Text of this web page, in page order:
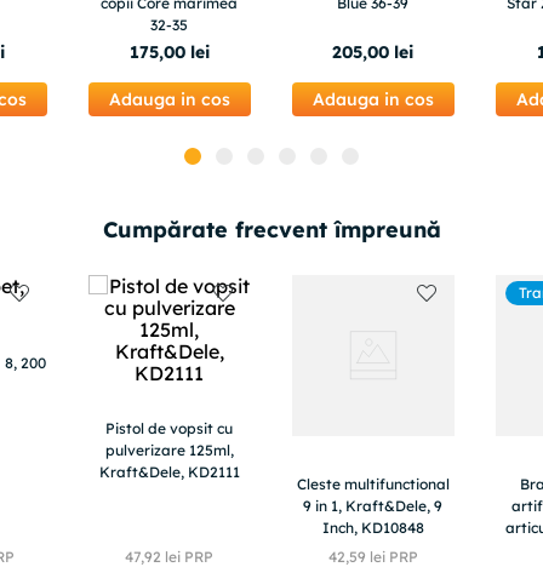
32-35
175,00 lei
Adauga in cos
205,00 lei
Adauga in cos
Cumpărate frecvent împreună
200
Pistol de vopsit cu
pulverizare 125ml,
Kraft&Dele, KD2111
47,92 lei PRP
Cleste multifunctional
9 in 1, Kraft&Dele, 9
Inch, KD10848
42,59 lei PRP